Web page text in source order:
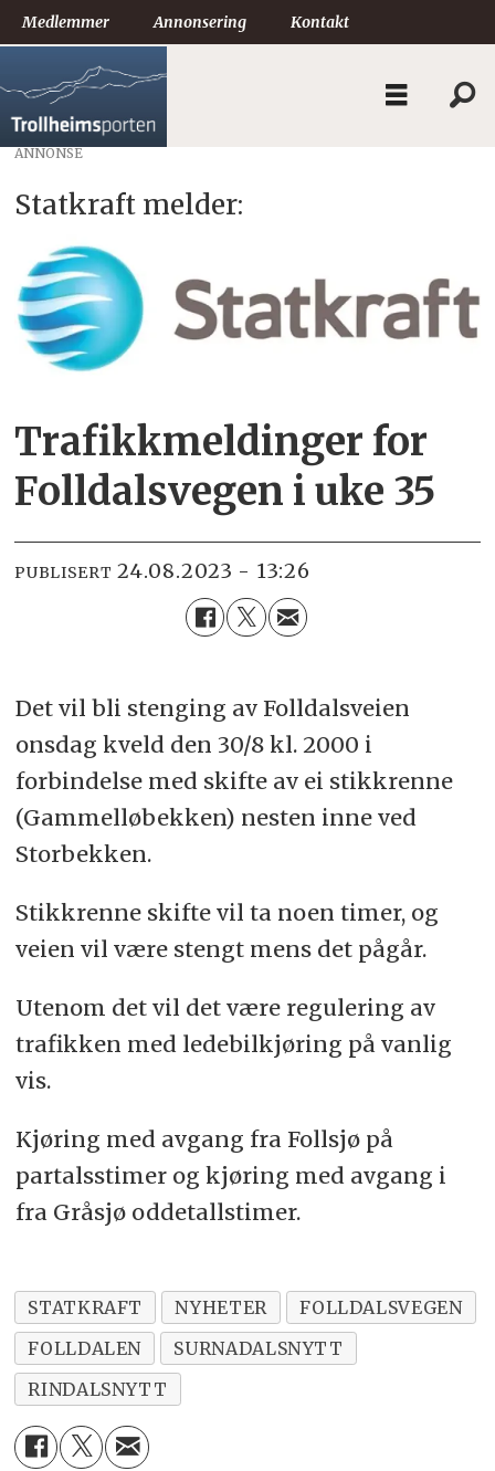
Medlemmer Annonsering Kontakt
ANNONSE
Statkraft melder:
Trafikkmeldinger for
Folldalsvegen i uke 35
PUBLISERT 24.08.2023 - 13:26
Det vil bli stenging av Folldalsveien
onsdag kveld den 30/8 kl. 2000 i
forbindelse med skifte av ei stikkrenne
(Gammelløbekken) nesten inne ved
Storbekken.
Stikkrenne skifte vil ta noen timer, og
veien vil være stengt mens det pågår.
Utenom det vil det være regulering av
trafikken med ledebilkjøring på vanlig
vis.
Kjøring med avgang fra Follsjø på
partalsstimer og kjøring med avgang i
fra Gråsjø oddetallstimer.
STATKRAFT NYHETER
FOLLDALSVEGEN
FOLLDALEN
SURNADALSNYTT
RINDALSNYTT